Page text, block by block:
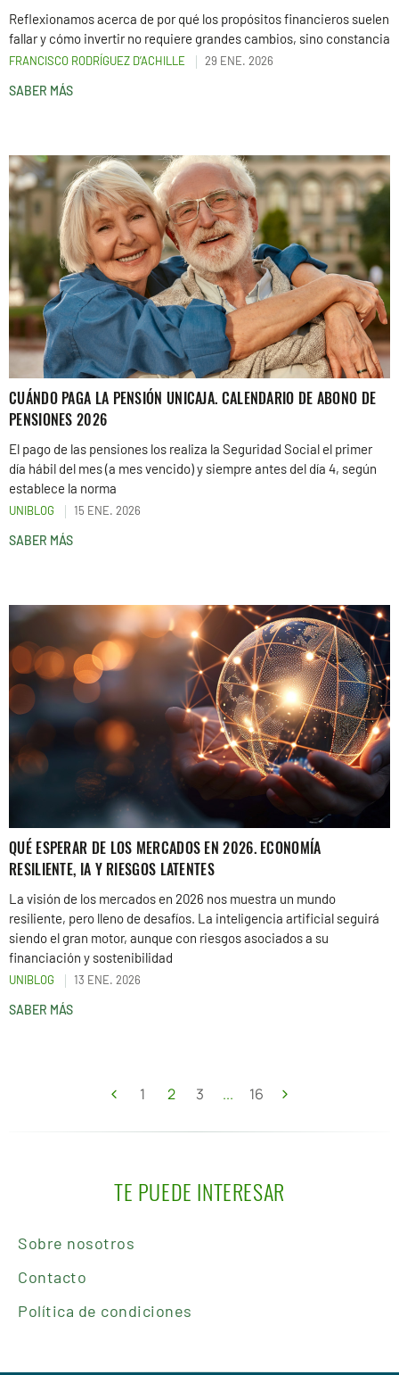
Reflexionamos acerca de por qué los propósitos financieros suelen
fallar y cómo invertir no requiere grandes cambios, sino constancia
FRANCISCO RODRÍGUEZ D’ACHILLE 29 ENE. 2026
SABER MÁS
CUÁNDO PAGA LA PENSIÓN UNICAJA. CALENDARIO DE ABONO DE
PENSIONES 2026
El pago de las pensiones los realiza la Seguridad Social el primer
día hábil del mes (a mes vencido) y siempre antes del día 4, según
establece la norma
UNIBLOG 15 ENE. 2026
SABER MÁS
QUÉ ESPERAR DE LOS MERCADOS EN 2026. ECONOMÍA
RESILIENTE, IA Y RIESGOS LATENTES
La visión de los mercados en 2026 nos muestra un mundo
resiliente, pero lleno de desafíos. La inteligencia artificial seguirá
siendo el gran motor, aunque con riesgos asociados a su
financiación y sostenibilidad
UNIBLOG 13 ENE. 2026
SABER MÁS
1 2 3 ... 16
TE PUEDE INTERESAR
Sobre nosotros
Contacto
Política de condiciones